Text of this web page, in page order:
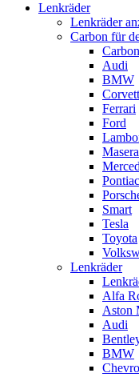
Lenkräder
Lenkräder
Carbon für
Audi
BMW
Ferrari
Ford
Pontiac
Smart
Tesla
Toyota
Lenkräder
Alfa
Aston
Audi
BMW